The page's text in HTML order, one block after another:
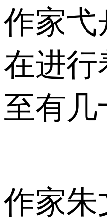
作家弋
在进行
至有几
作家朱